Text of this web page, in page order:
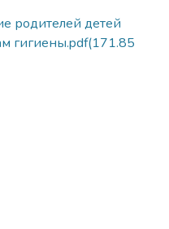
родителей детей
гигиены.pdf(171.85